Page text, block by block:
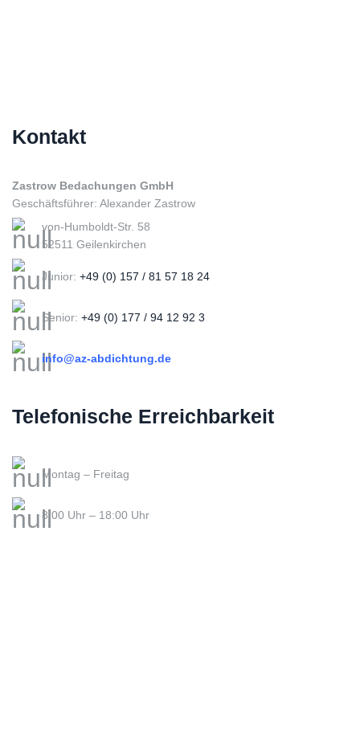
Kontakt
Zastrow Bedachungen GmbH
Geschäftsführer: Alexander Zastrow
von-Humboldt-Str. 58
52511 Geilenkirchen
Junior: +49 (0) 157 / 81 57 18 24
Senior: +49 (0) 177 / 94 12 92 3
info@az-abdichtung.de
Telefonische Erreichbarkeit
Montag – Freitag
8:00 Uhr – 18:00 Uhr